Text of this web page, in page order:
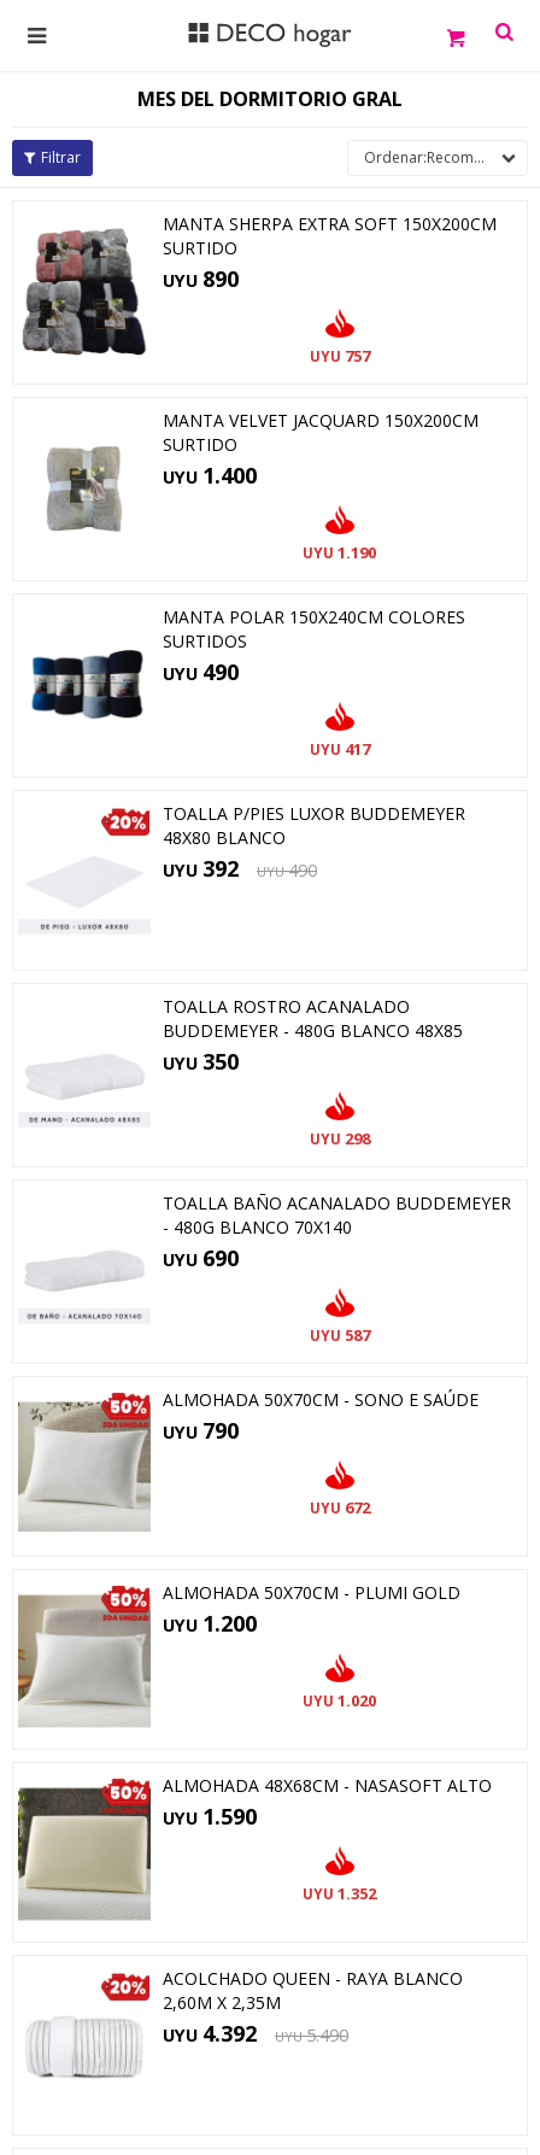

MES DEL DORMITORIO GRAL
Recomendados
MANTA SHERPA EXTRA SOFT 150X200CM
SURTIDO
UYU 890
UYU 757
MANTA VELVET JACQUARD 150X200CM
SURTIDO
UYU 1.400
UYU 1.190
MANTA POLAR 150X240CM COLORES
SURTIDOS
UYU 490
UYU 417
TOALLA P/PIES LUXOR BUDDEMEYER
48X80 BLANCO
UYU 392 UYU 490
TOALLA ROSTRO ACANALADO
BUDDEMEYER - 480G BLANCO 48X85
UYU 350
UYU 298
TOALLA BAÑO ACANALADO BUDDEMEYER
- 480G BLANCO 70X140
UYU 690
UYU 587
ALMOHADA 50X70CM - SONO E SAÚDE
UYU 790
UYU 672
ALMOHADA 50X70CM - PLUMI GOLD
UYU 1.200
UYU 1.020
ALMOHADA 48X68CM - NASASOFT ALTO
UYU 1.590
UYU 1.352
ACOLCHADO QUEEN - RAYA BLANCO
2,60M X 2,35M
UYU 4.392 UYU 5.490